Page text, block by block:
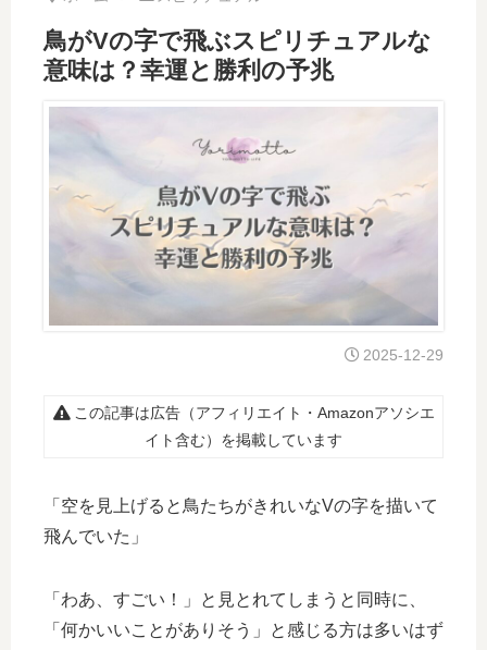
鳥がVの字で飛ぶスピリチュアルな
意味は？幸運と勝利の予兆
2025-12-29
この記事は広告（アフィリエイト・Amazonアソシエ
イト含む）を掲載しています
「空を見上げると鳥たちがきれいなVの字を描いて
飛んでいた」
「わあ、すごい！」と見とれてしまうと同時に、
「何かいいことがありそう」と感じる方は多いはず